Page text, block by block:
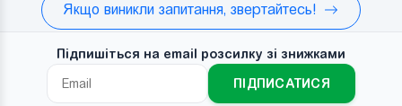
Якщо виникли запитання, звертайтесь!
Підпишіться на email розсилку зі знижками
ПІДПИСАТИСЯ